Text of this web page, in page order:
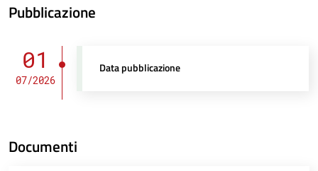
Pubblicazione
01
07/2026
Data pubblicazione
Documenti